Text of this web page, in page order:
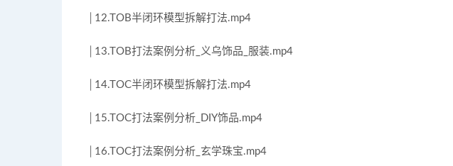
│12.TOB半闭环模型拆解打法.mp4
│13.TOB打法案例分析_义乌饰品_服装.mp4
│14.TOC半闭环模型拆解打法.mp4
│15.TOC打法案例分析_DIY饰品.mp4
│16.TOC打法案例分析_玄学珠宝.mp4